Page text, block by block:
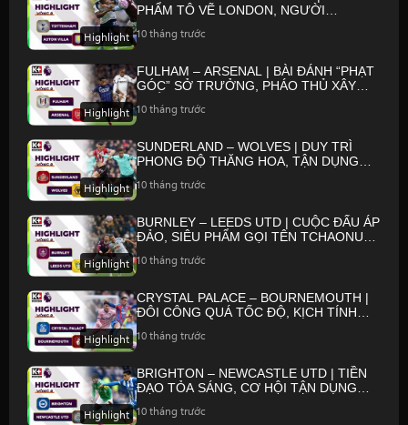
Highlight
PHẨM TÔ VẼ LONDON, NGƯỜI
ANH 25/26
10 tháng trước
Highlight
FULHAM – ARSENAL | BÀI ĐÁNH “PHẠT
GÓC” SỞ TRƯỞNG, PHÁO THỦ XÂY
25/26
10 tháng trước
Highlight
SUNDERLAND – WOLVES | DUY TRÌ
PHONG ĐỘ THĂNG HOA, TẬN DỤNG
10 tháng trước
Highlight
BURNLEY – LEEDS UTD | CUỘC ĐẤU ÁP
ĐẢO, SIÊU PHẨM GỌI TÊN TCHAONUA |
10 tháng trước
Highlight
CRYSTAL PALACE – BOURNEMOUTH |
ĐÔI CÔNG QUÁ TỐC ĐỘ, KỊCH TÍNH
25/26
10 tháng trước
Highlight
BRIGHTON – NEWCASTLE UTD | TIỀN
ĐẠO TỎA SÁNG, CƠ HỘI TẬN DỤNG
25/26
10 tháng trước